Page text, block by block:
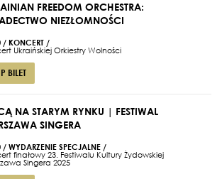
FREEDOM ORCHESTRA:
NIEZŁOMNOŚCI
/ KONCERT /
Ukraińskiej Orkiestry Wolności
BILET
NA STARYM RYNKU | FESTIWAL
SINGERA
/ WYDARZENIE SPECJALNE /
finałowy 23. Festiwalu Kultury Żydowskiej
Singera 2025